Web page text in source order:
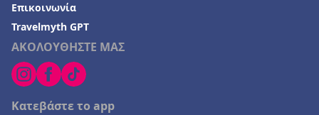
ΑΚΟΛΟΥΘΗΣΤΕ ΜΑΣ
Κατεβάστε το app
Επικοινωνία
Travelmyth GPT